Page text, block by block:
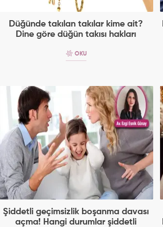
Düğünde takılan takılar kime ait?
Dine göre düğün takısı hakları
OKU
Şiddetli geçimsizlik boşanma davası
açma! Hangi durumlar şiddetli